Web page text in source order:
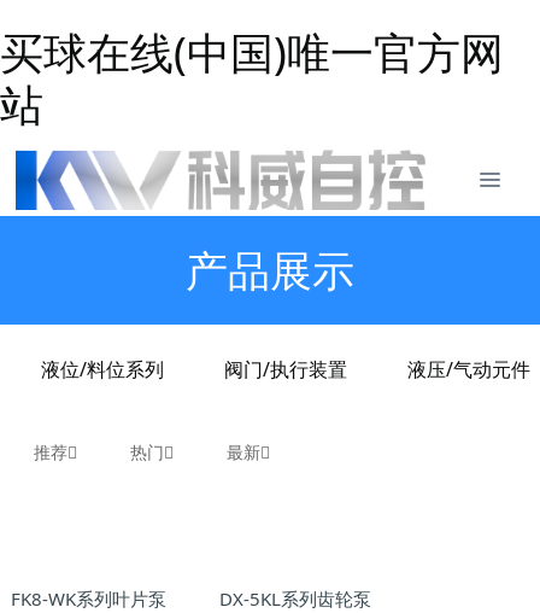
买球在线(中国)唯一官方网
站
产品展示
液位/料位系列 阀门/执行装置 液压/气动元件
推荐 热门 最新
FK8-WK系列叶片泵 DX-5KL系列齿轮泵